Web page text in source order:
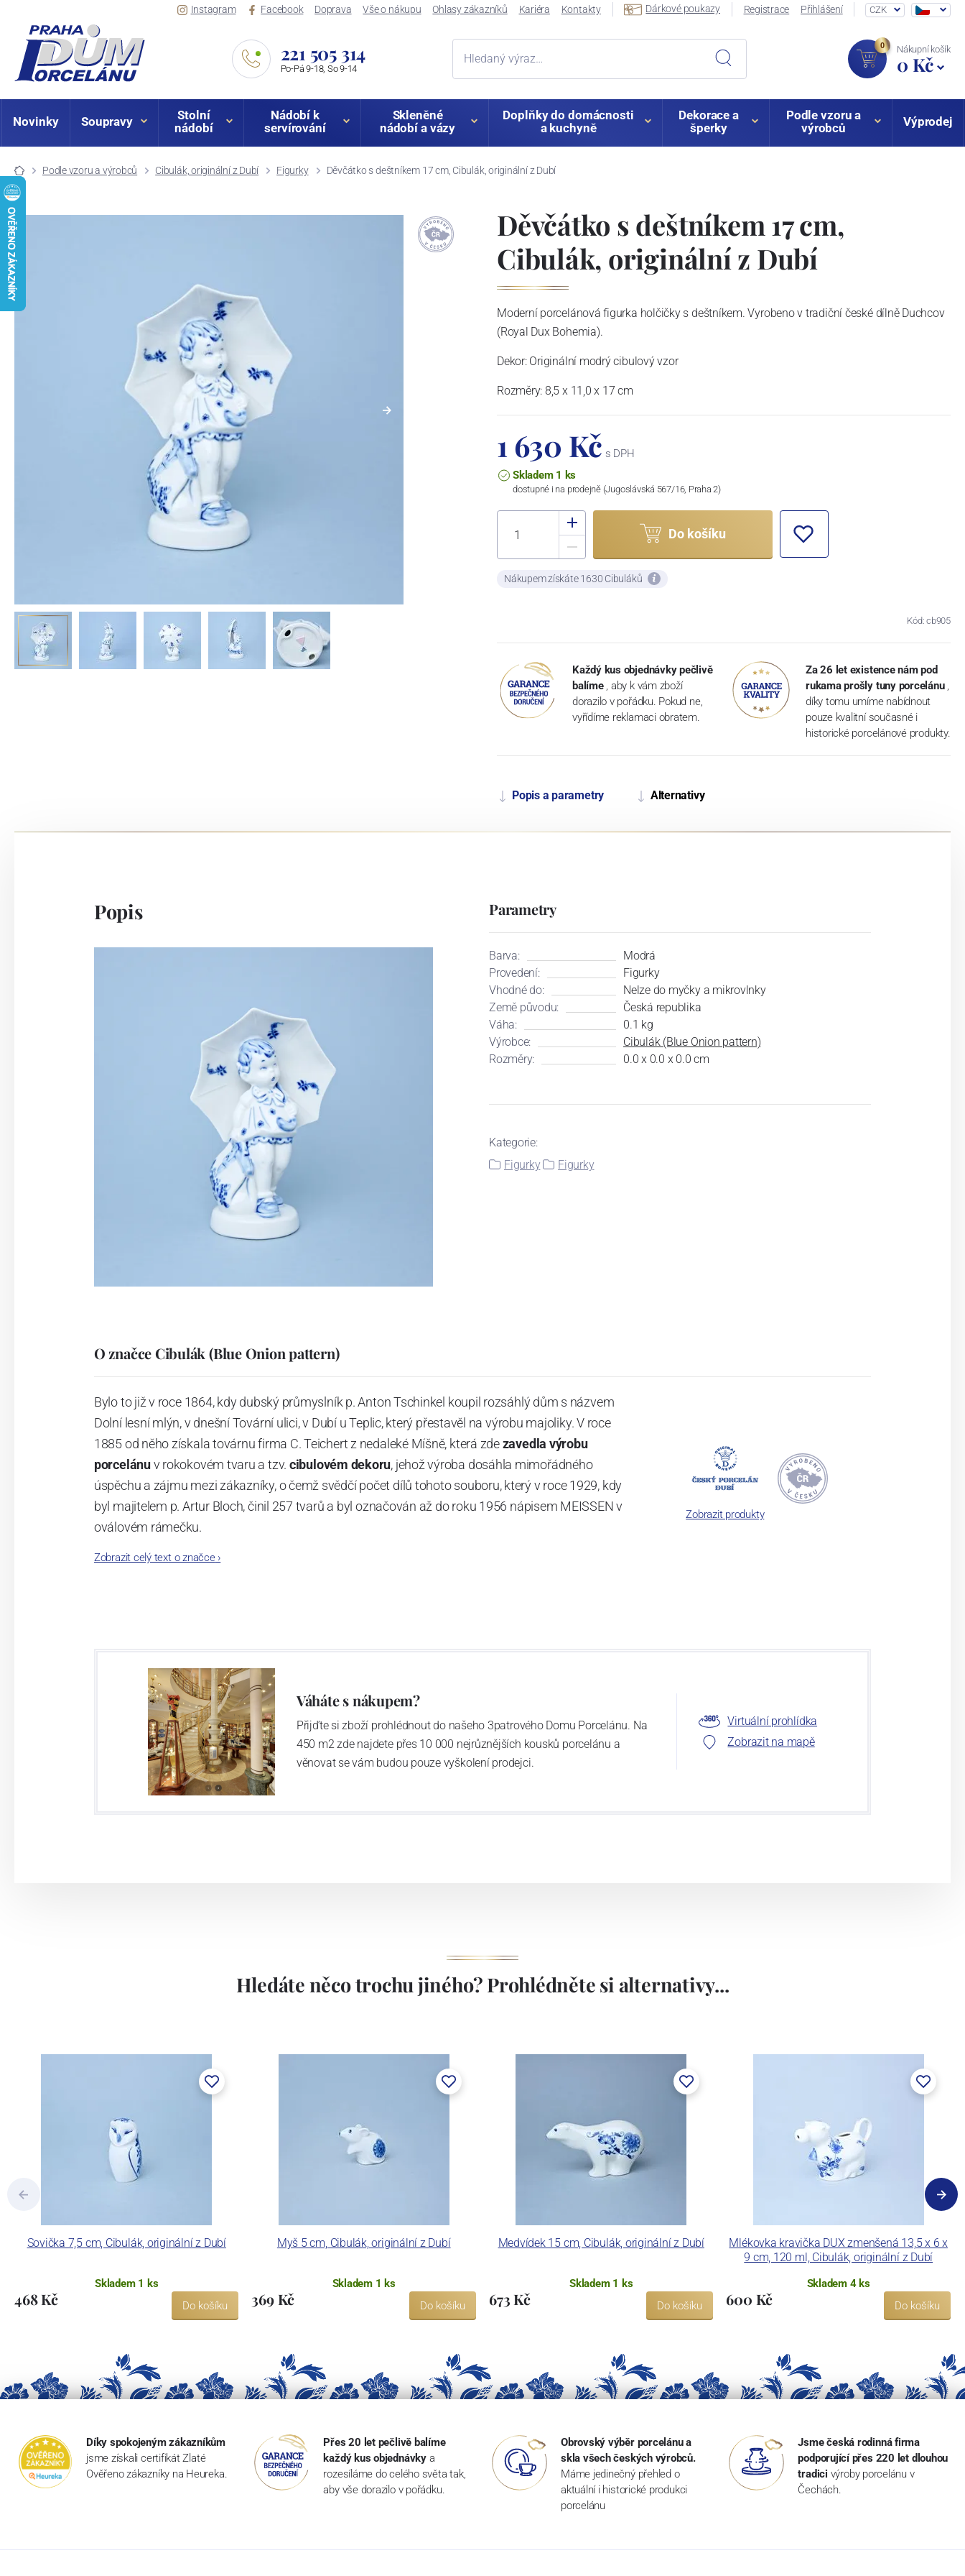
Instagram Facebook Doprava Vše o nákupu Ohlasy zákazníků Kariéra Kontakty Dárkové poukazy Registrace Přihlášení CZK
221 505 314
Po-Pá 9-18, So 9-14
0 Nákupní košík
0 Kč
Novinky Soupravy
Stolní
nádobí
Nádobí k
servírování
Skleněné
nádobí a vázy
Doplňky do domácnosti
a kuchyně
Dekorace a
šperky
Podle vzoru a
výrobců
Výprodej
Podle vzoru a výrobců Cibulák, originální z Dubí Figurky Děvčátko s deštníkem 17 cm, Cibulák, originální z Dubí
Děvčátko s deštníkem 17 cm,
Cibulák, originální z Dubí
Moderní porcelánová figurka holčičky s deštníkem. Vyrobeno v tradiční české dílně Duchcov
(Royal Dux Bohemia).
Dekor: Originální modrý cibulový vzor
Rozměry: 8,5 x 11,0 x 17 cm
1 630 Kč s DPH
Skladem 1 ks
dostupné i na prodejně (Jugoslávská 567/16, Praha 2)
Do košíku
Nákupem získáte 1630 Cibuláků
Kód: cb905
Každý kus objednávky pečlivě
balíme , aby k vám zboží
dorazilo v pořádku. Pokud ne,
vyřídíme reklamaci obratem.
Za 26 let existence nám pod
rukama prošly tuny porcelánu ,
díky tomu umíme nabídnout
pouze kvalitní současné i
historické porcelánové produkty.
Popis a parametry Alternativy
Popis Parametry
Barva:
Modrá
Provedení:
Figurky
Vhodné do:
Nelze do myčky a mikrovlnky
Země původu:
Česká republika
Váha:
0.1 kg
Výrobce:
Cibulák (Blue Onion pattern)
Rozměry:
0.0 x 0.0 x 0.0 cm
Kategorie:
Figurky
Figurky
O značce Cibulák (Blue Onion pattern)
Bylo to již v roce 1864, kdy dubský průmyslník p. Anton Tschinkel koupil rozsáhlý dům s názvem
Dolní lesní mlýn, v dnešní Tovární ulici, v Dubí u Teplic, který přestavěl na výrobu majoliky. V roce
1885 od něho získala továrnu firma C. Teichert z nedaleké Míšně, která zdezavedla výrobu
porcelánuv rokokovém tvaru a tzv. cibulovém dekoru, jehož výroba dosáhla mimořádného
úspěchu a zájmu mezi zákazníky, o čemž svědčí počet dílů tohoto souboru, který v roce 1929, kdy
byl majitelem p. Artur Bloch, činil 257 tvarů a byl označován až do roku 1956 nápisem MEISSEN v
oválovém rámečku.
Dnes, kdy čtete tento úvod, nese firma název
Zobrazit celý text o značce›
Zobrazit produkty
Váháte s nákupem?
Přijďte si zboží prohlédnout do našeho 3patrového Domu Porcelánu. Na
450 m2 zde najdete přes 10 000 nejrůznějších kousků porcelánu a
věnovat se vám budou pouze vyškolení prodejci.
Virtuální prohlídka
Zobrazit na mapě
Hledáte něco trochu jiného? Prohlédněte si alternativy...
Sovička 7,5 cm, Cibulák, originální z Dubí
Skladem 1 ks
468 Kč Do košíku
Myš 5 cm, Cibulák, originální z Dubí
Skladem 1 ks
369 Kč Do košíku
Medvídek 15 cm, Cibulák, originální z Dubí
Skladem 1 ks
673 Kč Do košíku
Mlékovka kravička DUX zmenšená 13,5 x 6 x
9 cm, 120 ml, Cibulák, originální z Dubí
Skladem 4 ks
600 Kč Do košíku
Díky spokojeným zákazníkům
jsme získali certifikát Zlaté
Ověřeno zákazníky na Heureka.
Přes 20 let pečlivě balíme
každý kus objednávky a
rozesíláme do celého světa tak,
aby vše dorazilo v pořádku.
Obrovský výběr porcelánu a
skla všech českých výrobců.
Máme jedinečný přehled o
aktuální i historické produkci
porcelánu
Jsme česká rodinná firma
podporující přes 220 let dlouhou
tradici výroby porcelánu v
Čechách.